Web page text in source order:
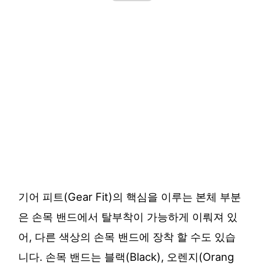
기어 피트(Gear Fit)의 핵심을 이루는 본체 부분
은 손목 밴드에서 탈부착이 가능하게 이뤄져 있
어, 다른 색상의 손목 밴드에 장착 할 수도 있습
니다. 손목 밴드는 블랙(Black), 오렌지(Orang